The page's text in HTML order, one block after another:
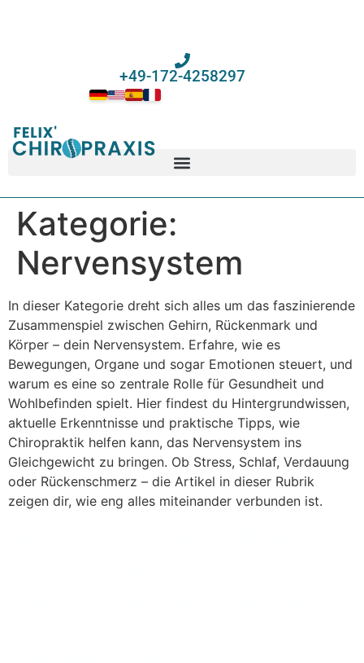
+49-172-4258297
Kategorie:
Nervensystem
In dieser Kategorie dreht sich alles um das faszinierende
Zusammenspiel zwischen Gehirn, Rückenmark und
Körper – dein Nervensystem. Erfahre, wie es
Bewegungen, Organe und sogar Emotionen steuert, und
warum es eine so zentrale Rolle für Gesundheit und
Wohlbefinden spielt. Hier findest du Hintergrundwissen,
aktuelle Erkenntnisse und praktische Tipps, wie
Chiropraktik helfen kann, das Nervensystem ins
Gleichgewicht zu bringen. Ob Stress, Schlaf, Verdauung
oder Rückenschmerz – die Artikel in dieser Rubrik
zeigen dir, wie eng alles miteinander verbunden ist.